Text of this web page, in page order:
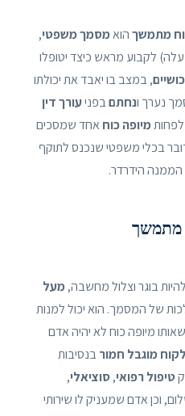
מתמשךהואמסמך משפטי,
, במצב בו יאבד את יכולתו
נערך ונחתםבפניעורך דין
מיופה כוח אחד שמסכים
בכלי משפטי שנכנס לתוקף
הידרדר.
מתמשך
בוגר וצלול מחשבה, מעל
של המסמך. הוא יכול למנות
מיופה כוח לא יהיה אדם
לקוח מוגבל חמורבנסיבות
טיפול רפואי,סוציאלי,
וכן אדם שמעניק לו שירותי